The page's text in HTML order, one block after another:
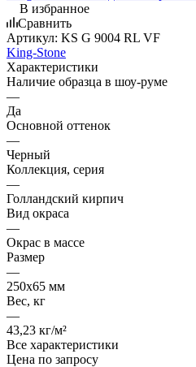
В избранное
Сравнить
Артикул: KS G 9004 RL VF
King-Stone
Характеристики
Наличие образца в шоу-руме
—
Да
Основной оттенок
—
Черный
Коллекция, серия
—
Голландский кирпич
Вид окраса
—
Окрас в массе
Размер
—
250х65 мм
Вес, кг
—
43,23 кг/м²
Все характеристики
Цена по запросу